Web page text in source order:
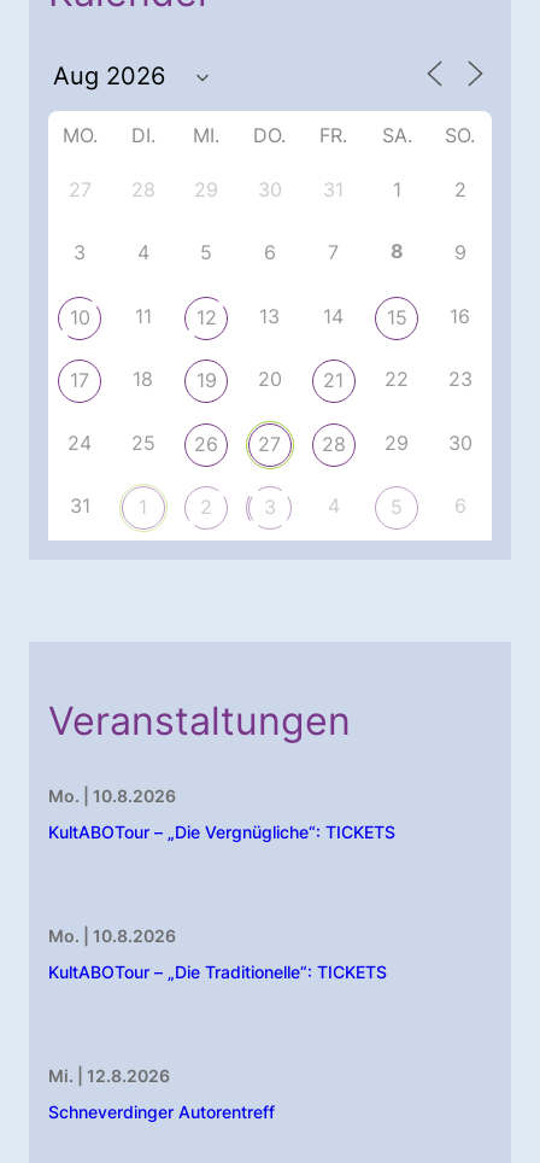
MO. DI. MI. DO. FR. SA. SO.
27 28 29 30 31 1 2
3 4 5 6 7 8 9
10 11 12 13 14 15 16
17 18 19 20 21 22 23
24 25 26 27 28 29 30
31 1 2 3 4 5 6
Veranstaltungen
Mo. | 10.8.2026
KultABOTour – „Die Vergnügliche“: TICKETS
Mo. | 10.8.2026
KultABOTour – „Die Traditionelle“: TICKETS
Mi. | 12.8.2026
Schneverdinger Autorentreff